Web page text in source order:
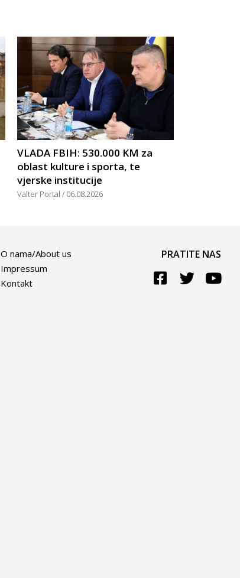
VLADA FBIH: 530.000 KM za
oblast kulture i sporta, te
vjerske institucije
Valter Portal 06.08.2026
O nama/About us
Impressum
Kontakt
PRATITE NAS